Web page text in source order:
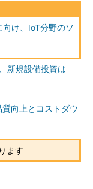
け、IoT分野のソ
新規設備投資は
向上とコストダウ
ます